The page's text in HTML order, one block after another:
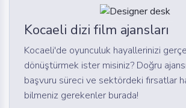
Kocaeli dizi film ajansları
Kocaeli'de oyunculuk hayallerinizi
dönüştürmek ister misiniz? Doğru
başvuru süreci ve sektördeki fırsatlar
bilmeniz gerekenler burada!